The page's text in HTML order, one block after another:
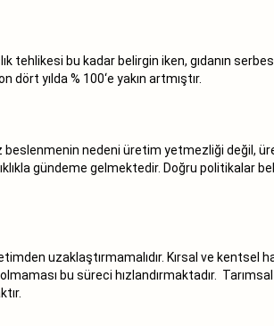
tehlikesi bu kadar belirgin iken, gıdanın
dört yılda % 100‘e yakın artmıştır.
nedeni üretim yetmezliği değil,
gündeme gelmektedir. Doğru politikalar
uzaklaştırmamalıdır. Kırsal ve
bu süreci hızlandırmaktadır.